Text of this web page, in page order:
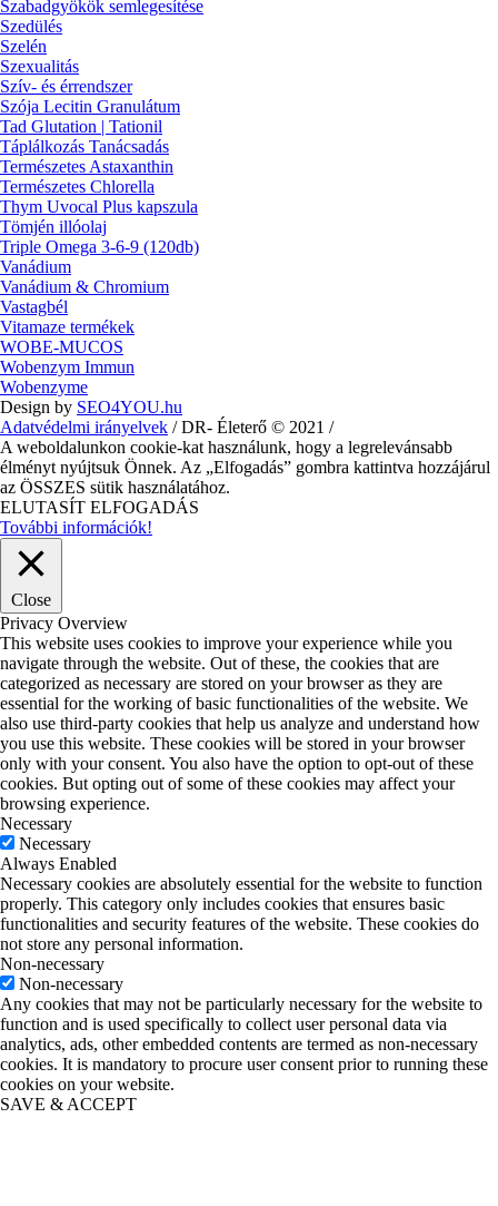
Szabadgyökök semlegesítése
Szedülés
Szelén
Szexualitás
Szív- és érrendszer
Szója Lecitin Granulátum
Tad Glutation | Tationil
Táplálkozás Tanácsadás
Természetes Astaxanthin
Természetes Chlorella
Thym Uvocal Plus kapszula
Tömjén illóolaj
Triple Omega 3-6-9 (120db)
Vanádium
Vanádium & Chromium
Vastagbél
Vitamaze termékek
WOBE-MUCOS
Wobenzym Immun
Wobenzyme
Design by SEO4YOU.hu
Adatvédelmi irányelvek / DR- Életerő © 2021 /
A weboldalunkon cookie-kat használunk, hogy a legrelevánsabb
élményt nyújtsuk Önnek. Az „Elfogadás” gombra kattintva hozzájárul
az ÖSSZES sütik használatához.
ELUTASÍT ELFOGADÁS
További információk!
Close
Privacy Overview
This website uses cookies to improve your experience while you
navigate through the website. Out of these, the cookies that are
categorized as necessary are stored on your browser as they are
essential for the working of basic functionalities of the website. We
also use third-party cookies that help us analyze and understand how
you use this website. These cookies will be stored in your browser
only with your consent. You also have the option to opt-out of these
cookies. But opting out of some of these cookies may affect your
browsing experience.
Necessary
Necessary
Always Enabled
Necessary cookies are absolutely essential for the website to function
properly. This category only includes cookies that ensures basic
functionalities and security features of the website. These cookies do
not store any personal information.
Non-necessary
Non-necessary
Any cookies that may not be particularly necessary for the website to
function and is used specifically to collect user personal data via
analytics, ads, other embedded contents are termed as non-necessary
cookies. It is mandatory to procure user consent prior to running these
cookies on your website.
SAVE & ACCEPT